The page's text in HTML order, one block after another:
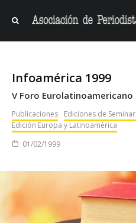
Infoamérica 1999
V Foro Eurolatinoamericano
Publicaciones
Ediciones de
Edición Europa y Latinoamérica
01/02/1999